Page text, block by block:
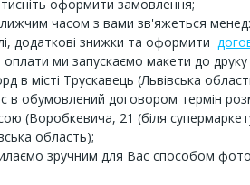
оформити замовлення;
часом з вами зв'яжеться
додаткові знижки та оформити
оплати ми запускаємо макети до
в місті Трускавець (Львівська
в обумовлений договором термін
(Воробкевича, 21 (біля
область);
зручним для Вас способом